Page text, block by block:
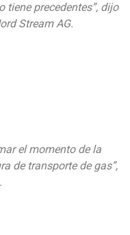
tiene precedentes”, dijo
Stream AG.
el momento de la
de transporte de gas”,